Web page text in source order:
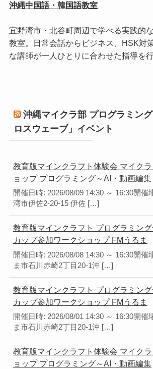
沖縄中国語・韓国語教室
宜野湾市・北谷町周辺で学べる実践的
教室。日常会話からビジネス、HSK対
な講師が一人ひとりに合わせた指導を行
沖縄マイクラ部 プログラミン
ロスウェーブ」イベント
教育版マインクラフト体験会 マイク
ョップ プログラミング～AI・動画編集
開催日時: 2026/08/09 14:30 ～ 16:30開催
湾市伊佐2-20-15 伊佐 […]
教育版マインクラフト プログラミン
カップ参加ワークショップ FMうるま
開催日時: 2026/08/08 14:30 ～ 16:30開催
ま市石川赤崎2丁目20-1沖 […]
教育版マインクラフト プログラミン
カップ参加ワークショップ FMうるま
開催日時: 2026/08/01 14:30 ～ 16:30開催
ま市石川赤崎2丁目20-1沖 […]
教育版マインクラフト体験会 マイク
ョップ プログラミング～AI・動画編集